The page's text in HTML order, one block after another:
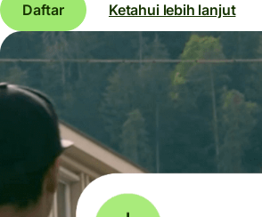
Daftar Ketahui lebih lanjut